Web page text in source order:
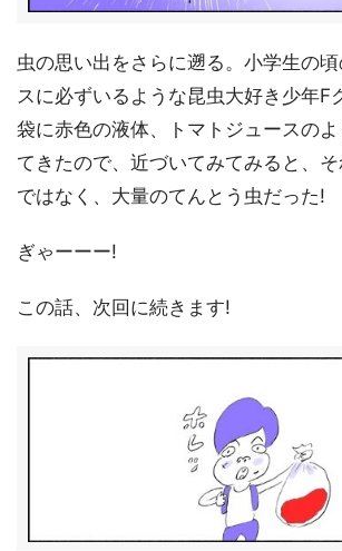
虫の思い出をさらに遡る。小学生の
スに必ずいるような昆虫大好き少年F
袋に赤色の液体、トマトジュースの
てきたので、近づいてみてみると、
ではなく、大量のてんとう虫だった!
ぎゃーーー!
この話、次回に続きます!